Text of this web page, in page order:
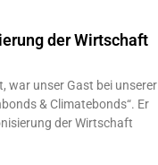
der Wirtschaft
war unser Gast bei unserer
& Climatebonds“. Er
der Wirtschaft